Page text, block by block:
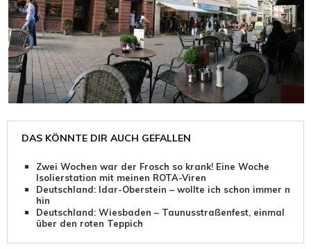
DAS KÖNNTE DIR AUCH GEFALLEN
Zwei Wochen war der Frosch so krank! Eine Woche
Isolierstation mit meinen ROTA-Viren
Deutschland: Idar-Oberstein – wollte ich schon immer mal
hin
Deutschland: Wiesbaden – Taunusstraßenfest, einmal
über den roten Teppich